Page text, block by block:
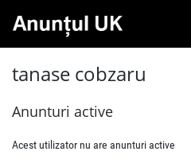
tanase cobzaru
Anunturi active
Acest utilizator nu are anunturi active